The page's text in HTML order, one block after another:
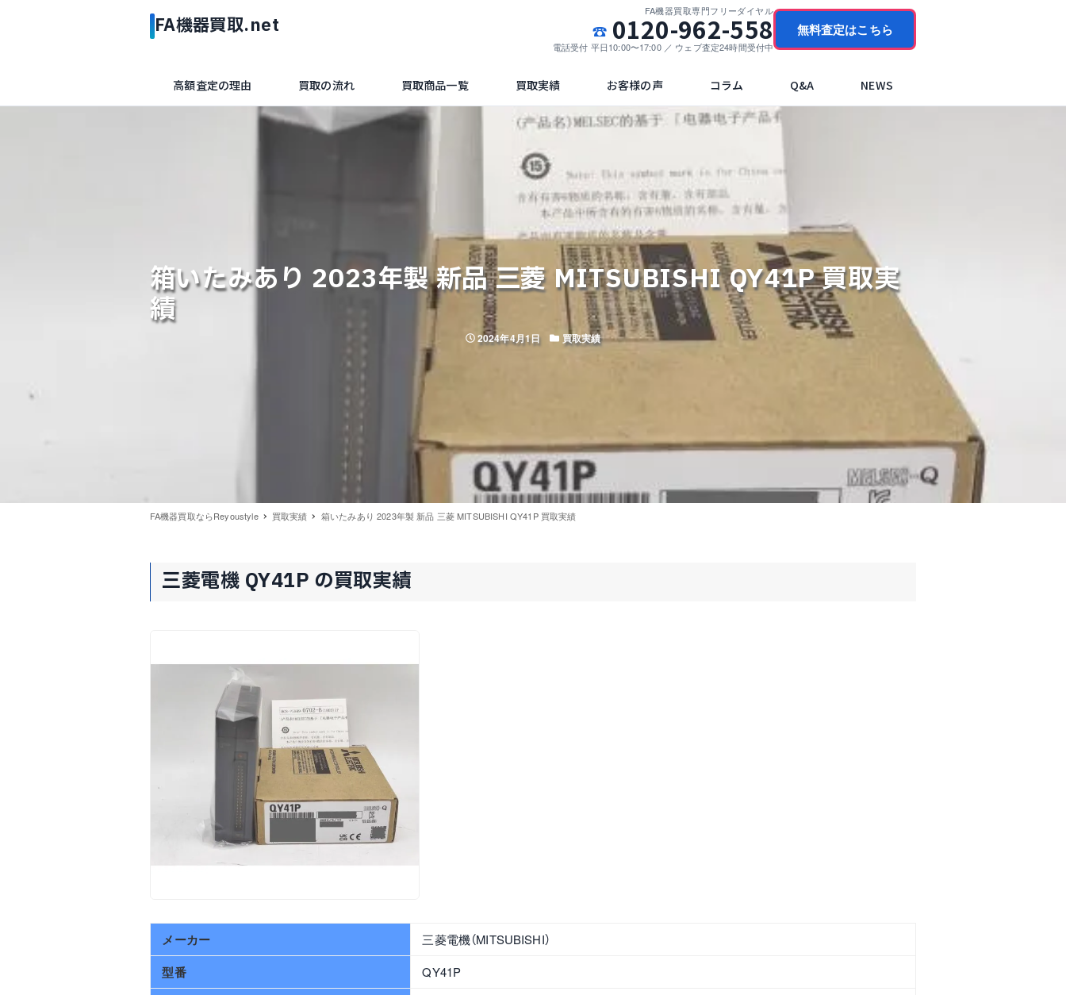
FA機器買取専門フリーダイヤル
0120-962-558
電話受付 平日10:00〜17:00 ／ ウェブ査定24時間受付中
無料査定はこちら
高額査定の理由 買取の流れ 買取商品一覧 買取実績 お客様の声 コラム Q&A NEWS
箱いたみあり 2023年製 新品 三菱 MITSUBISHI QY41P 買取実
績
投稿日
2024年4月1日 カテゴリー
買取実績
FA機器買取ならReyoustyle 買取実績 箱いたみあり 2023年製 新品 三菱 MITSUBISHI QY41P 買取実績
三菱電機 QY41P の買取実績
メーカー 三菱電機（MITSUBISHI）
型番 QY41P